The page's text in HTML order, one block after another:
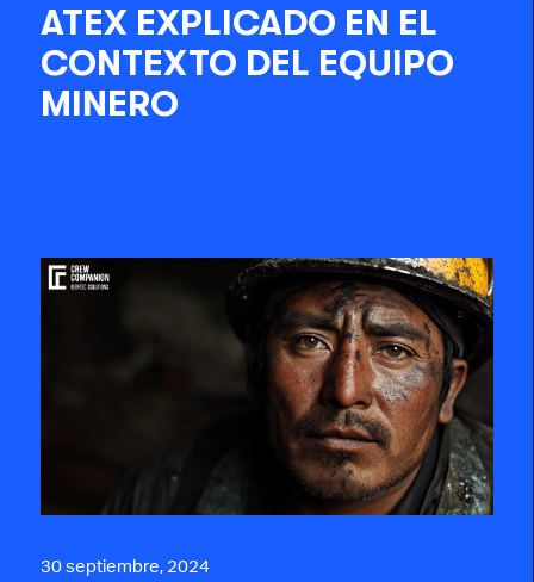
ATEX EXPLICADO EN EL
CONTEXTO DEL EQUIPO
MINERO
30 septiembre, 2024